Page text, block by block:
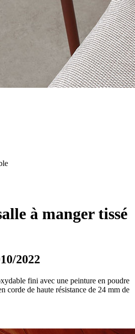
à manger tissé
2022
fini avec une peinture en poudre
corde de haute résistance de 24 mm de